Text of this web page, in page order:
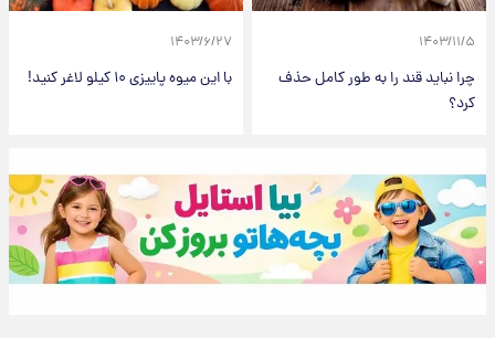
۱۴۰۳/۱۱/۵
چرا نباید قند را به طور کامل حذف
کرد؟
۱۴۰۳/۶/۲۷
با این میوه پاییزی ۱۰ کیلو لاغر کنید!